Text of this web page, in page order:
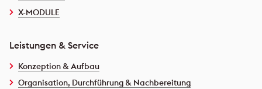
X-MODULE
Leistungen & Service
Konzeption & Aufbau
Organisation, Durchführung & Nachbereitung